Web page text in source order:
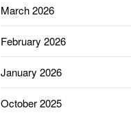
March 2026
February 2026
January 2026
October 2025